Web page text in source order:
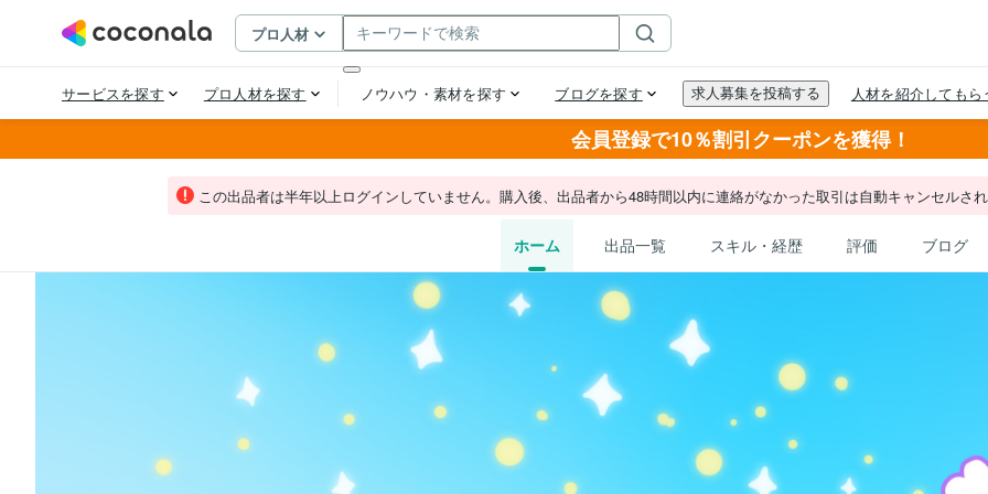
会員登録で10％割引クーポンを獲得！
この出品者は半年以上ログインしていません。購入後、出品者から48時間以内に連絡がなかった取引は自動キャンセルさ
ホーム 出品一覧 スキル・経歴 評価 ブログ